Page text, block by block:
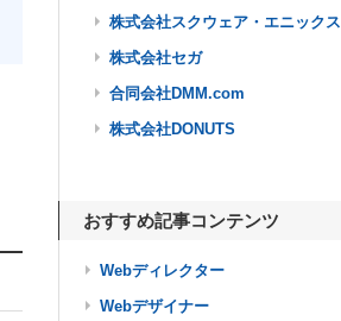
株式会社スクウェア・エニックス
株式会社セガ
合同会社DMM.com
株式会社DONUTS
おすすめ記事コンテンツ
Webディレクター
Webデザイナー